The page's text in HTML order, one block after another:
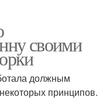
своими
должным
принципов.